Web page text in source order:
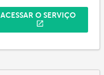
ACESSAR O SERVIÇO